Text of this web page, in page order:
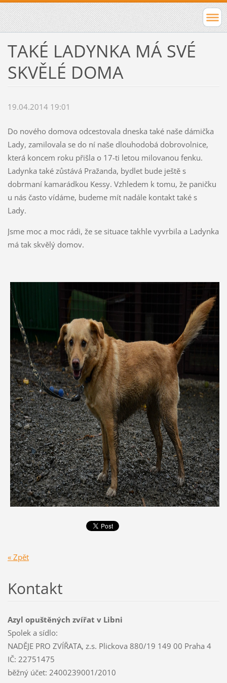
TAKÉ LADYNKA MÁ SVÉ
SKVĚLÉ DOMA
19.04.2014 19:01
Do nového domova odcestovala dneska také naše dámička
Lady, zamilovala se do ní naše dlouhodobá dobrovolnice,
která koncem roku přišla o 17-ti letou milovanou fenku.
Ladynka také zůstává Pražanda, bydlet bude ještě s
dobrmaní kamarádkou Kessy. Vzhledem k tomu, že paničku
u nás často vídáme, budeme mít nadále kontakt také s
Lady.
Jsme moc a moc rádi, že se situace takhle vyvrbila a Ladynka
má tak skvělý domov.
« Zpět
Kontakt
Azyl opuštěných zvířat v Libni
Spolek a sídlo:
NADĚJE PRO ZVÍŘATA, z.s. Plickova 880/19 149 00 Praha 4
IČ: 22751475
běžný účet: 2400239001/2010